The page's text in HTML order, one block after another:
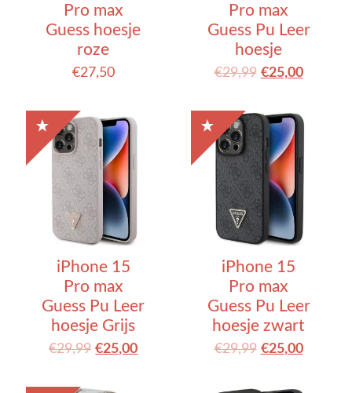
Pro max
Guess hoesje
roze
€27,50
Pro max
Guess Pu Leer
hoesje
€29,99 €25,00
iPhone 15
Pro max
Guess Pu Leer
hoesje Grijs
€29,99 €25,00
iPhone 15
Pro max
Guess Pu Leer
hoesje zwart
€29,99 €25,00